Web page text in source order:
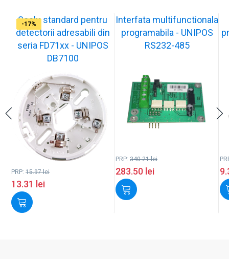
-17%
Soclu standard pentru
detectorii adresabili din
seria FD71xx - UNIPOS
DB7100
PRP: 15.97lei
13.31 lei
-17%
Interfata multifunctionala
programabila - UNIPOS
RS232-485
PRP: 340.21lei
283.50 lei
-17%
-17%
-17%
-23%
-17%
-18%
-29%
-17%